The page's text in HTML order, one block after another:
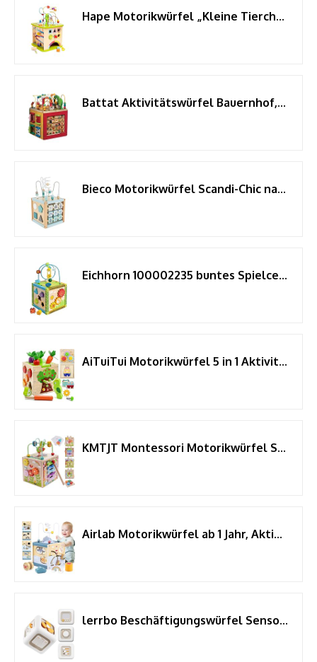
Hape Motorikwürfel „Kleine Tierchen“ - aus Holz, Multifunktions-Spielwürfel, Lernspielzeug aus Holz für Kleinkinder, fünfseitiges Busy Board, Montessori Spielzeug für Kinder ab 1 Jahr
Battat Aktivitätswürfel Bauernhof, Holz-Motorikwürfel mit 5 Seiten
Bieco Motorikwürfel Scandi-Chic nachhaltiges Holz FSC® | Motorikspielzeug ab 1 Jahr | Activity Center Baby Spielzeug 1 Jahr | Motorikwürfel Holz | holzspielzeug ab 1 Jahr motorikschleife ab
Eichhorn 100002235 buntes Spielcenter, Motorikwürfel mit Motorikschleife, Uhr, Motorikspiel, Drehspiel und 5 Steckbausteine, für Kinder ab 1 Jahr, Größe: 20x20x36 cm
AiTuiTui Motorikwürfel 5 in 1 Aktivitätswürfel Spielzeug Geschenk, 49 Pcs Montessori Lernspielzeug Steckwürfel Holzspielzeug für Kinder, Activity Center Baby ab 18 Monaten Geburtstag Ostern Geschenk
KMTJT Montessori Motorikwürfel Spielzeug ab 1 2 3 Jahr Mädchen Jungen
Airlab Motorikwürfel ab 1 Jahr, Aktivitätswürfel Baby, Motorikspielzeug Motorikwürfel aus Holz, Montessori Spielzeug ab 1 Jahr, Holzspielzeug Baby Activity Würfel Geschenk für Kinder
lerrbo Beschäftigungswürfel Sensorik Spielzeug ab 6M+, 1PCS